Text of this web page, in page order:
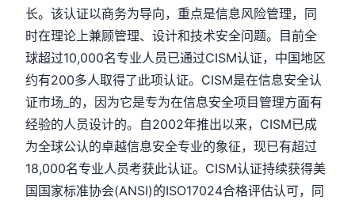
长。该认证以商务为导向，重点是信息风险管理，同
时在理论上兼顾管理、设计和技术安全问题。目前全
球超过10,000名专业人员已通过CISM认证，中国地区
约有200多人取得了此项认证。CISM是在信息安全认
证市场_的，因为它是专为在信息安全项目管理方面有
经验的人员设计的。自2002年推出以来，CISM已成
为全球公认的卓越信息安全专业的象征，现已有超过
18,000名专业人员考获此认证。CISM认证持续获得美
国国家标准协会(ANSI)的ISO17024合格评估认可，同